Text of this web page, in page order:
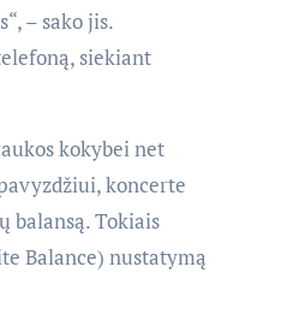
– sako jis.
siekiant
kokybei net
koncerte
balansą. Tokiais
Balance) nustatymą